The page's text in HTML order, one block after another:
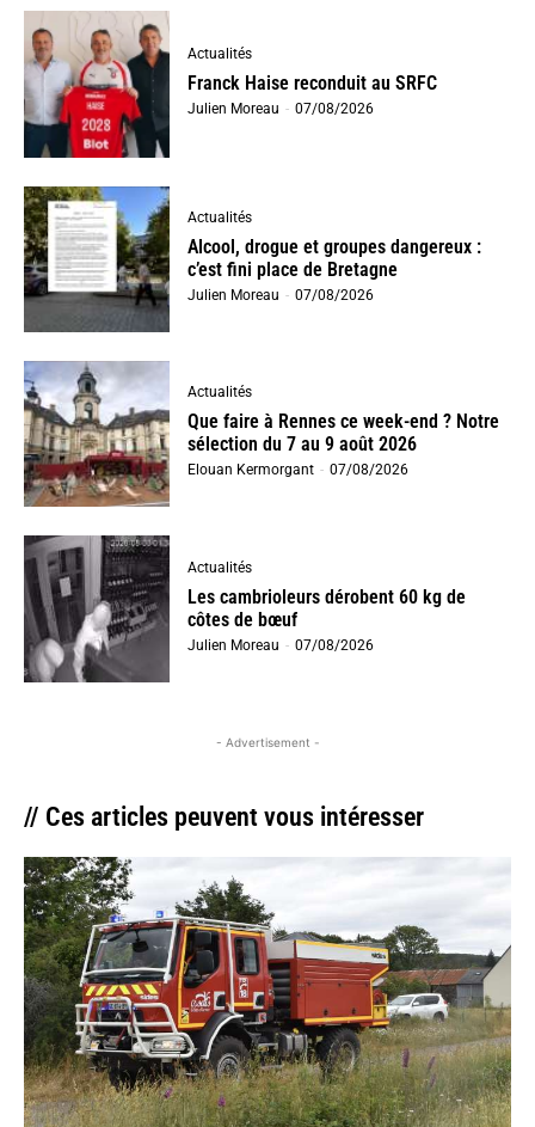
Actualités
Franck Haise reconduit au SRFC
Julien Moreau - 07/08/2026
Actualités
Alcool, drogue et groupes dangereux :
c’est fini place de Bretagne
Julien Moreau - 07/08/2026
Actualités
Que faire à Rennes ce week-end ? Notre
sélection du 7 au 9 août 2026
Elouan Kermorgant - 07/08/2026
Actualités
Les cambrioleurs dérobent 60 kg de
côtes de bœuf
Julien Moreau - 07/08/2026
- Advertisement -
// Ces articles peuvent vous intéresser